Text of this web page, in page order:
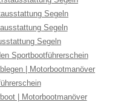
Segeln
Segeln
Segeln
Sportbootführerschein
| Motorbootmanöver
| Motorbootmanöver